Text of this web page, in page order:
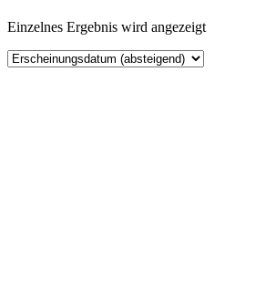
Einzelnes Ergebnis wird angezeigt